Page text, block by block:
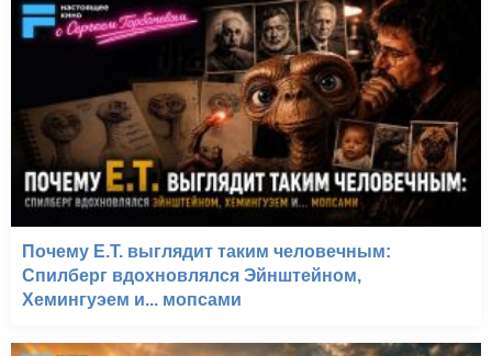
Почему E.T. выглядит таким человечным:
Спилберг вдохновлялся Эйнштейном,
Хемингуэем и... мопсами